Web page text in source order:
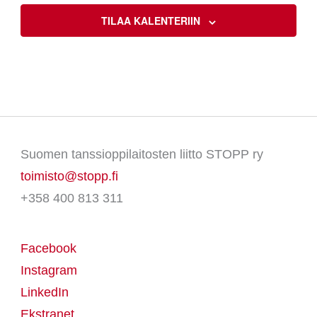
TILAA KALENTERIIN
Suomen tanssioppilaitosten liitto STOPP ry
toimisto@stopp.fi
+358 400 813 311
Facebook
Instagram
LinkedIn